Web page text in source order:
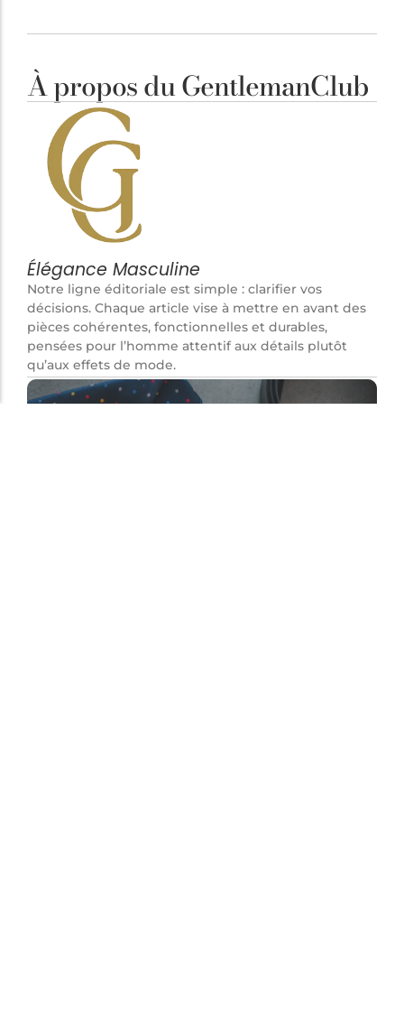
À propos du GentlemanClub
Élégance Masculine
Notre ligne éditoriale est simple : clarifier vos
décisions. Chaque article vise à mettre en avant des
pièces cohérentes, fonctionnelles et durables,
pensées pour l’homme attentif aux détails plutôt
qu’aux effets de mode.